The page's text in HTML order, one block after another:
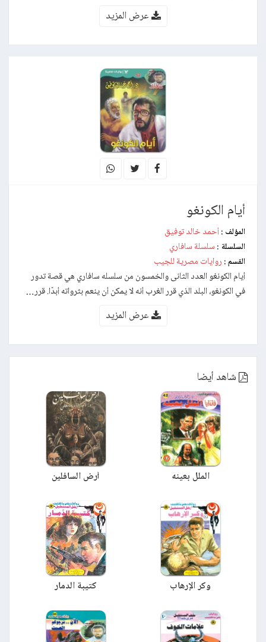
عرض المزيد
أيام الكونغو
المؤلف : أحمد خالد توفيق
السلسلة : سلسلة سافاري
القسم : روايات مصرية للجيب
أيام الكونغو العدد الثانى والخمسون من سلسله سافاري هي قصة تدور
في الكونغو، البلد الذي قرر الغرب أنه لا يمكن أن ينعم بثرواته أبدًا. قرر…
عرض المزيد
شاهد أيضا
الملل بعينه أرض السافلين
وكر الإرهاب كتيبة الدمار